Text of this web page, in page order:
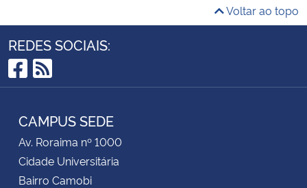
Voltar ao topo
REDES SOCIAIS:
Facebook
RSS
CAMPUS SEDE
Av. Roraima nº 1000
Cidade Universitária
Bairro Camobi